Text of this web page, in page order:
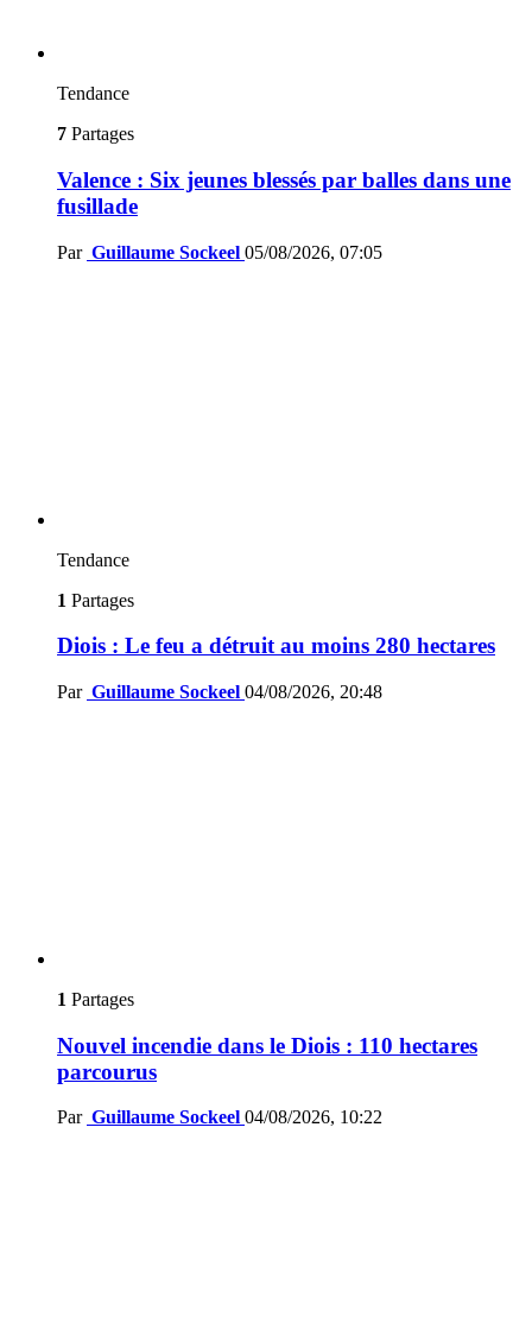
Tendance
7 Partages
Valence : Six jeunes blessés par balles dans une
fusillade
Par Guillaume Sockeel 05/08/2026, 07:05
Tendance
1 Partages
Diois : Le feu a détruit au moins 280 hectares
Par Guillaume Sockeel 04/08/2026, 20:48
1 Partages
Nouvel incendie dans le Diois : 110 hectares
parcourus
Par Guillaume Sockeel 04/08/2026, 10:22